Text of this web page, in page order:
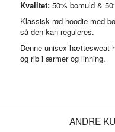
Kvalitet:50% bomuld &
Klassisk rød hoodie med
så den kan reguleres.
Denne unisex hættesweat
og rib i ærmer og linning.
ANDRE